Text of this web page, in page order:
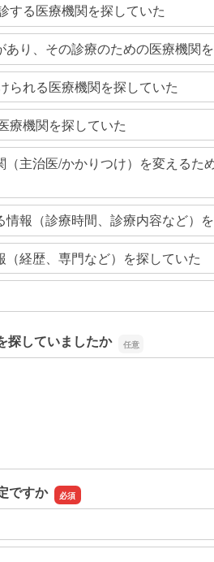
する医療機関を探していた
り、その診療のための医療機関
られる医療機関を探していた
療機関を探していた
主治医/かかりつけ）を変えるた
報（診療時間、診療内容など）
経歴、専門など）を探していた
探していましたか
していましたか
ですか